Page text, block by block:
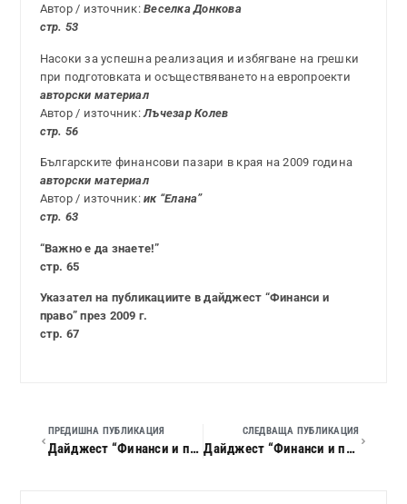
Автор / източник:Веселка Донкова
стр. 53
Насоки за успешна реализация и избягване на грешки
при подготовката и осъществяването на европроекти
авторски материал
Автор / източник:Лъчезар Колев
стр. 56
Българските финансови пазари в края на 2009 година
авторски материал
Автор / източник:ик “Елана”
стр. 63
“Важно е да знаете!”
стр. 65
Указател на публикациите в дайджест “Финанси и
право” през 2009 г.
стр. 67
ПРЕДИШНА ПУБЛИКАЦИЯ
Дайджест “Финанси и право”, 2009 г., кн. 11
СЛЕДВАЩА ПУБЛИКАЦИЯ
Дайджест “Финанси и право”, 2010 г., кн. 01